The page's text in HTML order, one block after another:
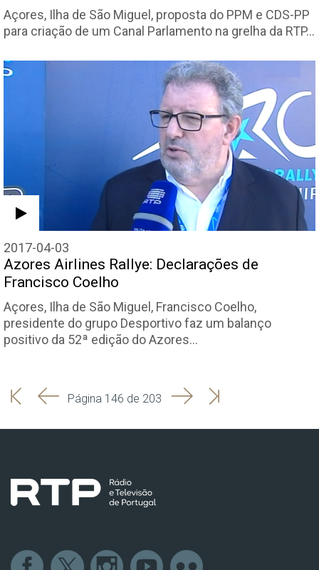
Açores, Ilha de São Miguel, proposta do PPM e CDS-PP
para criação de um Canal Parlamento na grelha da RTP…
2017-04-03
Azores Airlines Rallye: Declarações de
Francisco Coelho
Açores, Ilha de São Miguel, Francisco Coelho,
presidente do grupo Desportivo faz um balanço
positivo da 52ª edição do Azores…
'
'
Página 146 de 203 SeguinteÚltima